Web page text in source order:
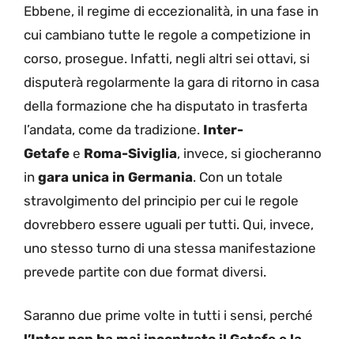
Ebbene, il regime di eccezionalità, in una fase in
cui cambiano tutte le regole a competizione in
corso, prosegue. Infatti, negli altri sei ottavi, si
disputerà regolarmente la gara di ritorno in casa
della formazione che ha disputato in trasferta
l’andata, come da tradizione. Inter-
Getafe e Roma-Siviglia, invece, si giocheranno
in gara unica in Germania. Con un totale
stravolgimento del principio per cui le regole
dovrebbero essere uguali per tutti. Qui, invece,
uno stesso turno di una stessa manifestazione
prevede partite con due format diversi.
Saranno due prime volte in tutti i sensi, perché